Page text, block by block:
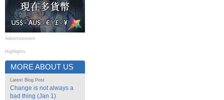
Advertisement
Highlights
MORE ABOUT US
Latest Blog Post
Change is not always a
bad thing (Jan 1)